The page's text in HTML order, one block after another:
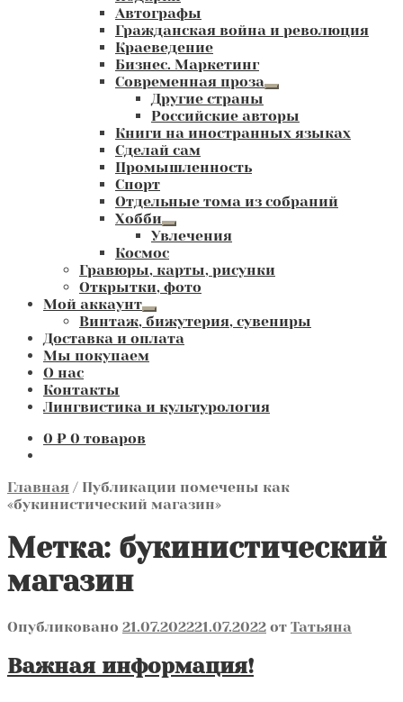
Автографы
Гражданская война и революция
Краеведение
Бизнес. Маркетинг
Современная проза
Развернутое
меню
Другие страны
Российские авторы
Книги на иностранных языках
Сделай сам
Промышленность
Спорт
Отдельные тома из собраний
Хобби
Развернутое
вложенное
меню
Увлечения
Космос
Гравюры, карты, рисунки
Открытки, фото
Мой аккаунт
Развернутое
вложенное
меню
Винтаж, бижутерия, сувениры
Доставка и оплата
Мы покупаем
О нас
Контакты
Лингвистика и культурология
0 ₽ 0 товаров
Главная / Публикации помечены как
«букинистический магазин»
Метка: букинистический
магазин
Опубликовано 21.07.202221.07.2022 от Татьяна
Важная информация!